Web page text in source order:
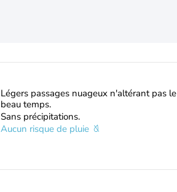
Légers passages nuageux n'altérant pas le
beau temps.
Sans précipitations.
Aucun risque de pluie